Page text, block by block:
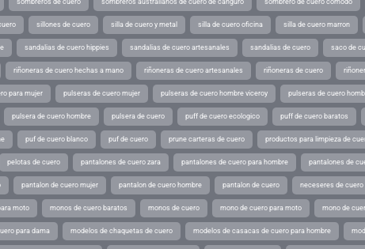
sombreros de cuero sombreros australianos de cuero de canguro sombrero de cuero comodo
sillones de cuero silla de cuero y metal silla de cuero oficina silla de cuero marron
sandalias de cuero hippies sandalias de cuero artesanales sandalias de cuero saco de
riñoneras de cuero hechas a mano riñoneras de cuero artesanales riñoneras de cuero
para mujer pulseras de cuero mujer pulseras de cuero hombre viceroy pulseras de cuero
pulsera de cuero hombre pulsera de cuero puff de cuero ecologico puff de cuero baratos
puf de cuero blanco puf de cuero prune carteras de cuero productos para limpieza de
pelotas de cuero pantalones de cuero zara pantalones de cuero para hombre pantalones de
pantalon de cuero mujer pantalon de cuero hombre pantalon de cuero neceseres de cuero
moto monos de cuero baratos monos de cuero mono de cuero para moto mono de
para dama modelos de chaquetas de cuero modelos de casacas de cuero para hombre